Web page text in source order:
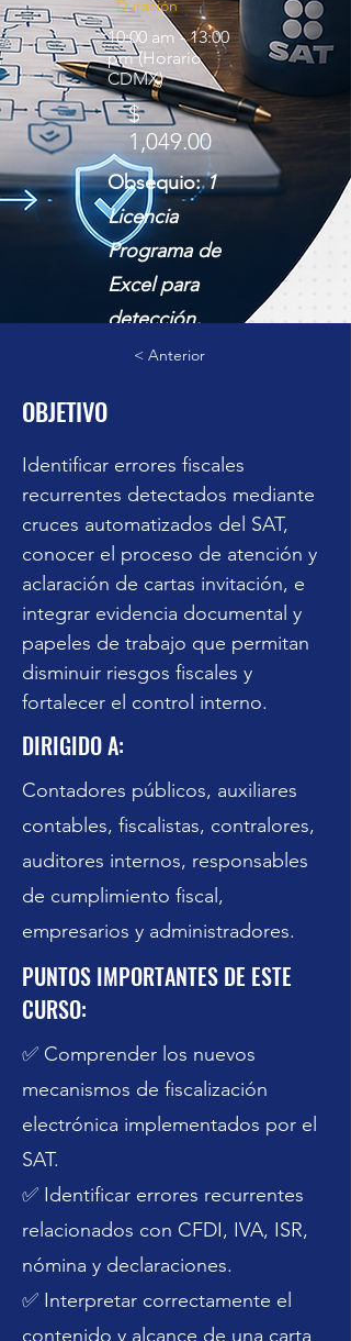
Duración
10:00 am - 13:00
pm (Horario
CDMX)
$
1,049.00
Obsequio:1
Licencia
Programa de
Excel para
detección,
papeles de
Inscripción y pago
< Anterior
OBJETIVO
Identificar errores fiscales
recurrentes detectados mediante
cruces automatizados del SAT,
conocer el proceso de atención y
aclaración de cartas invitación, e
integrar evidencia documental y
papeles de trabajo que permitan
disminuir riesgos fiscales y
fortalecer el control interno.
DIRIGIDO A:
Contadores públicos, auxiliares
contables, fiscalistas, contralores,
auditores internos, responsables
de cumplimiento fiscal,
empresarios y administradores.
PUNTOS IMPORTANTES DE ESTE
CURSO:
✅ Comprender los nuevos
mecanismos de fiscalización
electrónica implementados por el
SAT.
✅ Identificar errores recurrentes
relacionados con CFDI, IVA, ISR,
nómina y declaraciones.
✅ Interpretar correctamente el
contenido y alcance de una carta